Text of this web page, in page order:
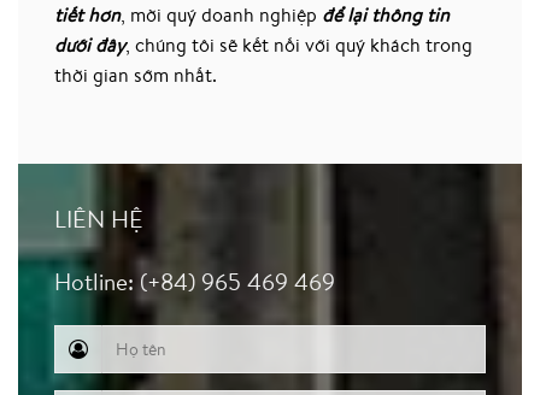
tiết hơn, mời quý doanh nghiệp để lại thông tin
dưới đây, chúng tôi sẽ kết nối với quý khách trong
thời gian sớm nhất.
LIÊN HỆ
Hotline: (+84) 965 469 469